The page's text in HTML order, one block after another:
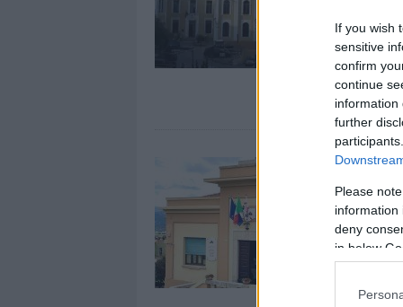
If you wish
sensitive
confirm
continue
information
further
Please
information
deny
in below